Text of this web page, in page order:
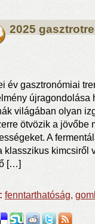
2025
év gasztronómiai
újragondolása
világában olyan
ötvözik a jövőbe
A
klasszikus kimcsiről
[…]
fenntarthatóság,